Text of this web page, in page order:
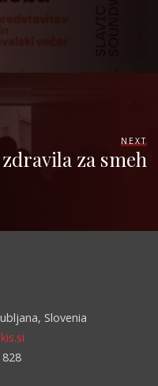
NEXT
za smeh
Slovenia